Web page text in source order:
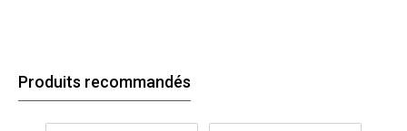
Produits recommandés